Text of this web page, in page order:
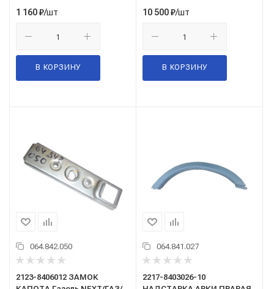
1 160₽/шт
В КОРЗИНУ
10 500₽/шт
В КОРЗИНУ
064.842.050
2123-8406012 ЗАМОК
064.841.027
2217-8403026-10